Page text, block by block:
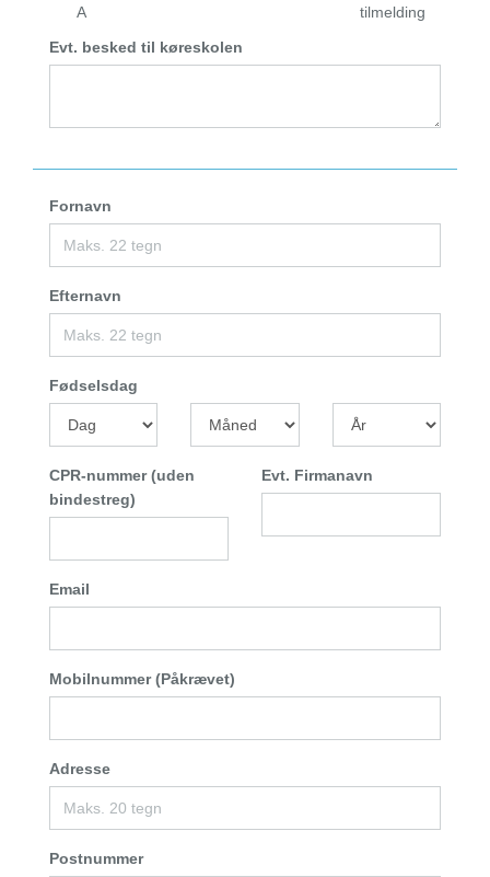
A
tilmelding
Evt. besked til køreskolen
Fornavn
Efternavn
Fødselsdag
CPR-nummer (uden
bindestreg)
Evt. Firmanavn
Email
Mobilnummer (Påkrævet)
Adresse
Postnummer